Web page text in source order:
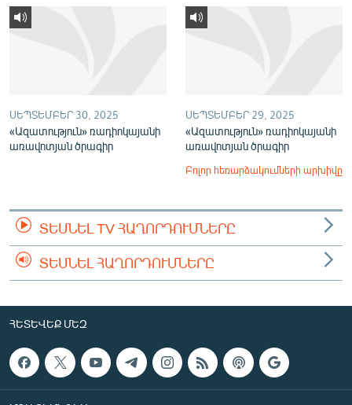
ՍԵՊՏԵՄԲԵՐ 30, 2025
«Ազատություն» ռադիոկայանի
առավոտյան ծրագիր
ՍԵՊՏԵՄԲԵՐ 29, 2025
«Ազատություն» ռադիոկայանի
առավոտյան ծրագիր
Բոլոր հեռարձակումների արխիվը
ՏԵՍՆԵԼ TV ՀԱՂՈՐԴՈՒՄՆԵՐԸ
ՏԵՍՆԵԼ ՀԱՂՈՐԴՈՒՄՆԵՐԸ
ՀԵՏԵՎԵՔ ՄԵԶ